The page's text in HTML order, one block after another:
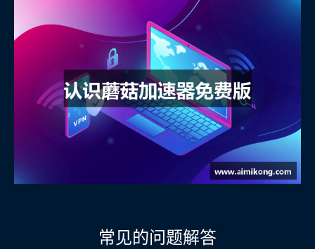
常见的问题解答